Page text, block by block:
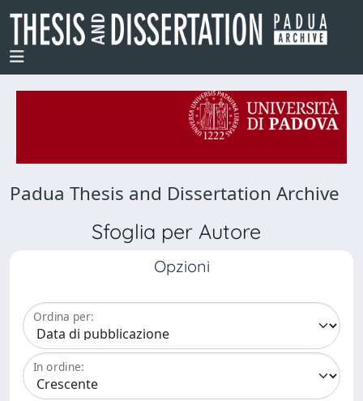
Padua Thesis and Dissertation Archive
Sfoglia per Autore
Opzioni
Ordina per:
In ordine: